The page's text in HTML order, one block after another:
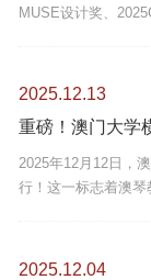
MUSE设计奖、
2025.12.13
2025年12月12日，
行！这一标志着澳
2025.12.04